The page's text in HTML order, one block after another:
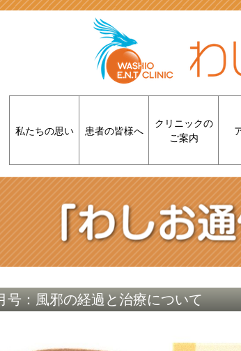
私たちの思い 患者の皆様へ
クリニックの
ご案内
：風邪の経過と治療について